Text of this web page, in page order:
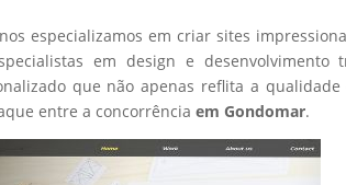
especializamos em criar sites
em design e desenvolvimento
que não apenas reflita a qualidade
entre a concorrênciaem Gondomar.